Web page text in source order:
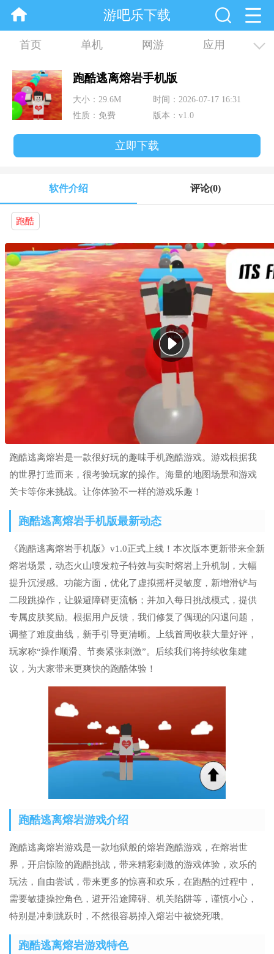
游吧乐下载
首页 单机 网游 应用
资讯 合集
跑酷逃离熔岩手机版
大小：29.6M
时间：2026-07-17 16:31
性质：免费
版本：v1.0
立即下载
软件介绍 评论(0)
跑酷
跑酷逃离熔岩是一款很好玩的趣味手机跑酷游戏。游戏根据我
的世界打造而来，很考验玩家的操作。海量的地图场景和游戏
关卡等你来挑战。让你体验不一样的游戏乐趣！
跑酷逃离熔岩手机版最新动态
《跑酷逃离熔岩手机版》v1.0正式上线！本次版本更新带来全新
熔岩场景，动态火山喷发粒子特效与实时熔岩上升机制，大幅
提升沉浸感。功能方面，优化了虚拟摇杆灵敏度，新增滑铲与
二段跳操作，让躲避障碍更流畅；并加入每日挑战模式，提供
专属皮肤奖励。根据用户反馈，我们修复了偶现的闪退问题，
调整了难度曲线，新手引导更清晰。上线首周收获大量好评，
玩家称“操作顺滑、节奏紧张刺激”。后续我们将持续收集建
议，为大家带来更爽快的跑酷体验！
跑酷逃离熔岩游戏介绍
跑酷逃离熔岩游戏是一款地狱般的熔岩跑酷游戏，在熔岩世
界，开启惊险的跑酷挑战，带来精彩刺激的游戏体验，欢乐的
玩法，自由尝试，带来更多的惊喜和欢乐，在跑酷的过程中，
需要敏捷操控角色，避开沿途障碍、机关陷阱等，谨慎小心，
特别是冲刺跳跃时，不然很容易掉入熔岩中被烧死哦。
跑酷逃离熔岩游戏特色